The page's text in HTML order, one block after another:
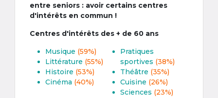
entre seniors : avoir certains centres
d'intérêts en commun !
Centres d'intérêts des + de 60 ans
Musique (59%)
Littérature (55%)
Histoire (53%)
Cinéma (40%)
Pratiques
sportives (38%)
Théâtre (35%)
Cuisine (26%)
Sciences (23%)